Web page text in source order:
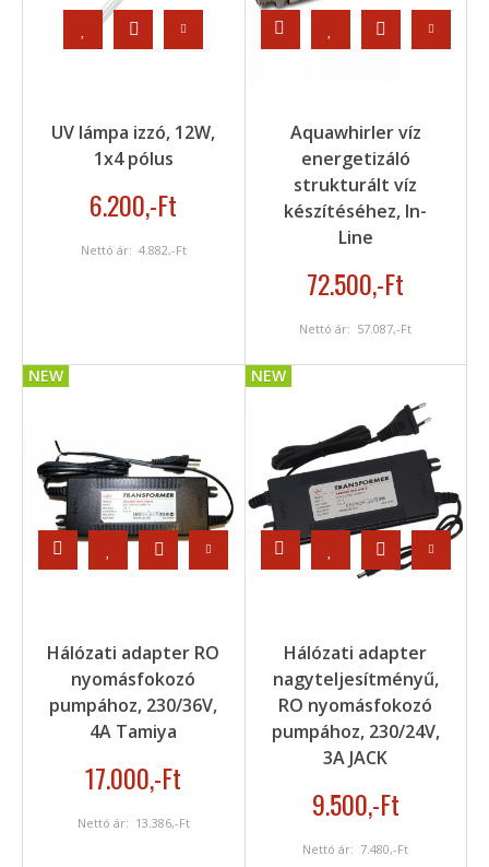
UV lámpa izzó, 12W,
1x4 pólus
6.200,-Ft
Nettó ár: 4.882,-Ft
Aquawhirler víz
energetizáló
strukturált víz
készítéséhez, In-
Line
72.500,-Ft
Nettó ár: 57.087,-Ft
Hálózati adapter RO
nyomásfokozó
pumpához, 230/36V,
4A Tamiya
17.000,-Ft
Nettó ár: 13.386,-Ft
NEW
Hálózati adapter
nagyteljesítményű,
RO nyomásfokozó
pumpához, 230/24V,
3A JACK
9.500,-Ft
Nettó ár: 7.480,-Ft
NEW